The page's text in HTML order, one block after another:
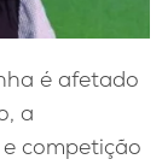
é afetado
a
competição